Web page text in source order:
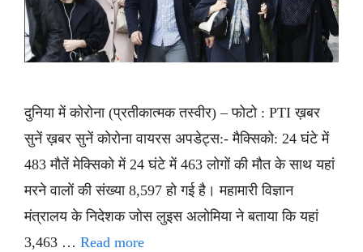
दुनिया में कोरोना (प्रतीकात्मक तस्वीर) – फोटो : PTI ख़बर
सुनें ख़बर सुनें कोरोना वायरस अपडेट्स:- मैक्सिको: 24 घंटे में
483 मौतें मेक्सिको में 24 घंटे में 463 लोगों की मौत के साथ यहां
मरने वालों की संख्या 8,597 हो गई है। महामारी विज्ञान
मंत्रालय के निदेशक जोस लुइस अलोमिया ने बताया कि यहां
3,463 … Read more